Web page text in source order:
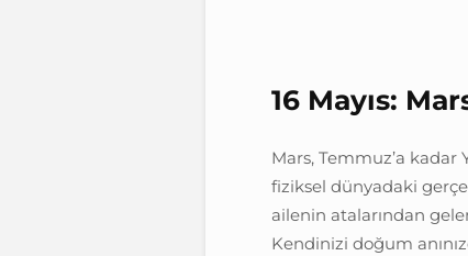
16 Mayıs:
Mars, Temmuz’a kadar
fiziksel dünyadaki
ailenin atalarından
Kendinizi doğum